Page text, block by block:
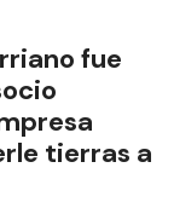
fue
tierras a